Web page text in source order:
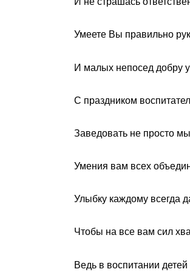
Умеете Вы правильно
И малых непосед добру
С праздником
Заведовать не просто
Умения вам всех
Улыбку каждому всегда
Чтобы на все вам сил
Ведь в воспитании